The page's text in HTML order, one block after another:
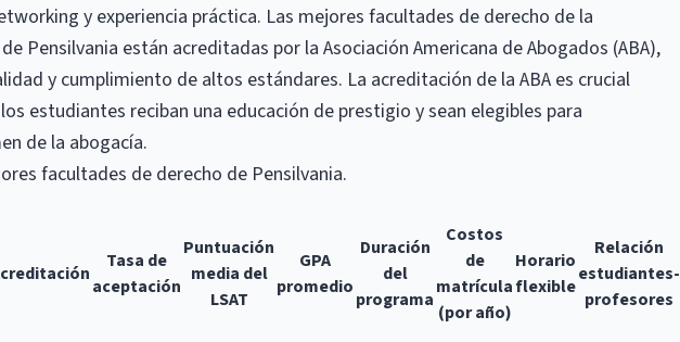
y experiencia práctica. Las mejores facultades de derecho de la
Pensilvania están acreditadas por la Asociación Americana de Abogados (ABA),
y cumplimiento de altos estándares. La acreditación de la ABA es crucial
estudiantes reciban una educación de prestigio y sean elegibles para
de la abogacía.
facultades de derecho de Pensilvania.
Tasa de
aceptación
Puntuación
media del
LSAT
GPA
promedio
Duración
del
programa
Costos
de
matrícula
(por año)
Horario
flexible
Relación
estudiantes-
profesores